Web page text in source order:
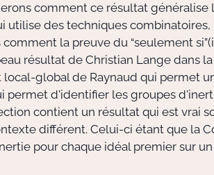
comment ce résultat
utilise des techniques
la preuve du “seulement
résultat de Christian Lange dans
global de Raynaud qui permet
d'identifier les groupes
contient un résultat qui est vrai
différent. Celui-ci étant que la
pour chaque idéal premier sur